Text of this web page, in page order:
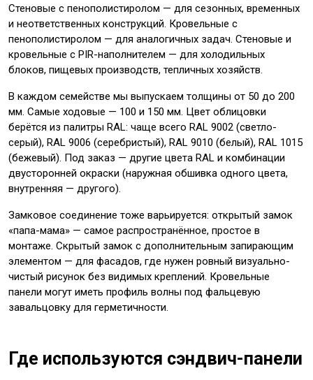
Стеновые с пенополистиролом — для сезонных, временных
и неответственных конструкций. Кровельные с
пенополистиролом — для аналогичных задач. Стеновые и
кровельные с PIR-наполнителем — для холодильных
блоков, пищевых производств, тепличных хозяйств.
В каждом семействе мы выпускаем толщины от 50 до 200
мм. Самые ходовые — 100 и 150 мм. Цвет облицовки
берётся из палитры RAL: чаще всего RAL 9002 (светло-
серый), RAL 9006 (серебристый), RAL 9010 (белый), RAL 1015
(бежевый). Под заказ — другие цвета RAL и комбинации
двусторонней окраски (наружная обшивка одного цвета,
внутренняя — другого).
Замковое соединение тоже варьируется: открытый замок
«папа-мама» — самое распространённое, простое в
монтаже. Скрытый замок с дополнительным запирающим
элементом — для фасадов, где нужен ровный визуально-
чистый рисунок без видимых креплений. Кровельные
панели могут иметь профиль волны под фальцевую
завальцовку для герметичности.
Где используются сэндвич-панели